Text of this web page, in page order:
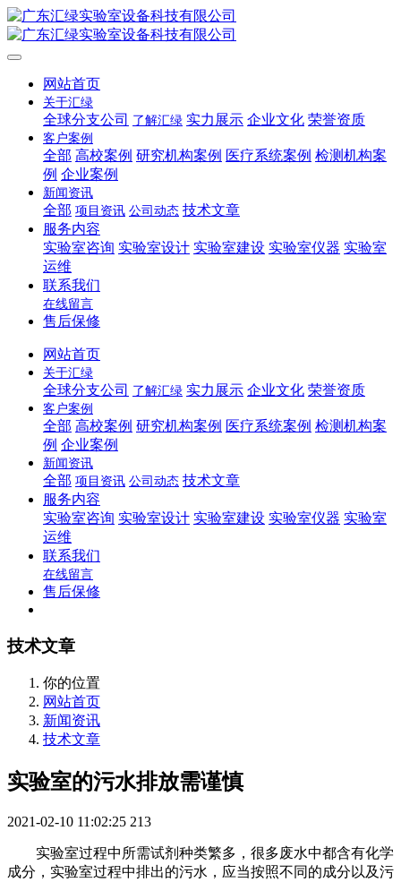
网站首页
关于汇绿
全球分支公司 了解汇绿 实力展示 企业文化 荣誉资质
客户案例
全部 高校案例 研究机构案例 医疗系统案例 检测机构案
例 企业案例
新闻资讯
全部 项目资讯 公司动态 技术文章
服务内容
实验室咨询 实验室设计 实验室建设 实验室仪器 实验室
运维
联系我们
在线留言
售后保修
网站首页
关于汇绿
全球分支公司 了解汇绿 实力展示 企业文化 荣誉资质
客户案例
全部 高校案例 研究机构案例 医疗系统案例 检测机构案
例 企业案例
新闻资讯
全部 项目资讯 公司动态 技术文章
服务内容
实验室咨询 实验室设计 实验室建设 实验室仪器 实验室
运维
联系我们
在线留言
售后保修
技术文章
你的位置
网站首页
新闻资讯
技术文章
实验室的污水排放需谨慎
2021-02-10 11:02:25 213
实验室过程中所需试剂种类繁多，很多废水中都含有化学
成分，实验室过程中排出的污水，应当按照不同的成分以及污